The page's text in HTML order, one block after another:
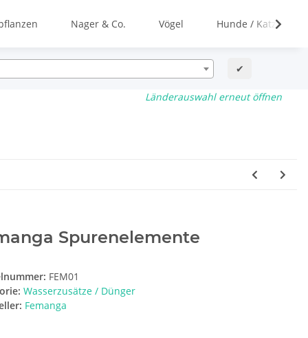
Nager & Co. Vögel Hunde / Katzen
✔
Länderauswahl erneut öffnen
Spurenelemente
FEM01
Wasserzusätze / Dünger
Femanga